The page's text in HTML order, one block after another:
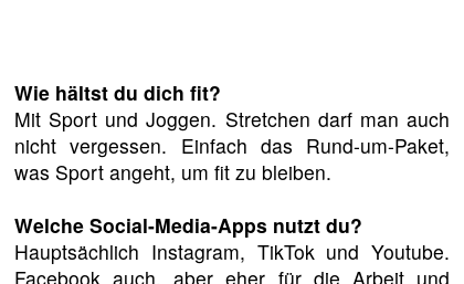
Wie hältst du dich fit?
Mit Sport und Joggen. Stretchen darf man auch
nicht vergessen. Einfach das Rund-um-Paket,
was Sport angeht, um fit zu bleiben.
Welche Social-Media-Apps nutzt du?
⁠Hauptsächlich Instagram, TikTok und Youtube.
Facebook auch, aber eher für die Arbeit und